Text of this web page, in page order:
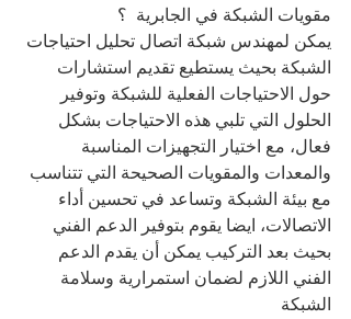
مقويات الشبكة في الجابرية  ؟
يمكن لمهندس شبكة اتصال تحليل احتياجات
الشبكة بحيث يستطيع تقديم استشارات
حول الاحتياجات الفعلية للشبكة وتوفير
الحلول التي تلبي هذه الاحتياجات بشكل
فعال، مع اختيار التجهيزات المناسبة
والمعدات والمقويات الصحيحة التي تتناسب
مع بيئة الشبكة وتساعد في تحسين أداء
الاتصالات، ايضا يقوم بتوفير الدعم الفني
بحيث بعد التركيب يمكن أن يقدم الدعم
الفني اللازم لضمان استمرارية وسلامة
الشبكة